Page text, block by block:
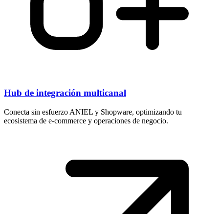
Hub de integración multicanal
Conecta sin esfuerzo ANIEL y Shopware, optimizando tu
ecosistema de e-commerce y operaciones de negocio.